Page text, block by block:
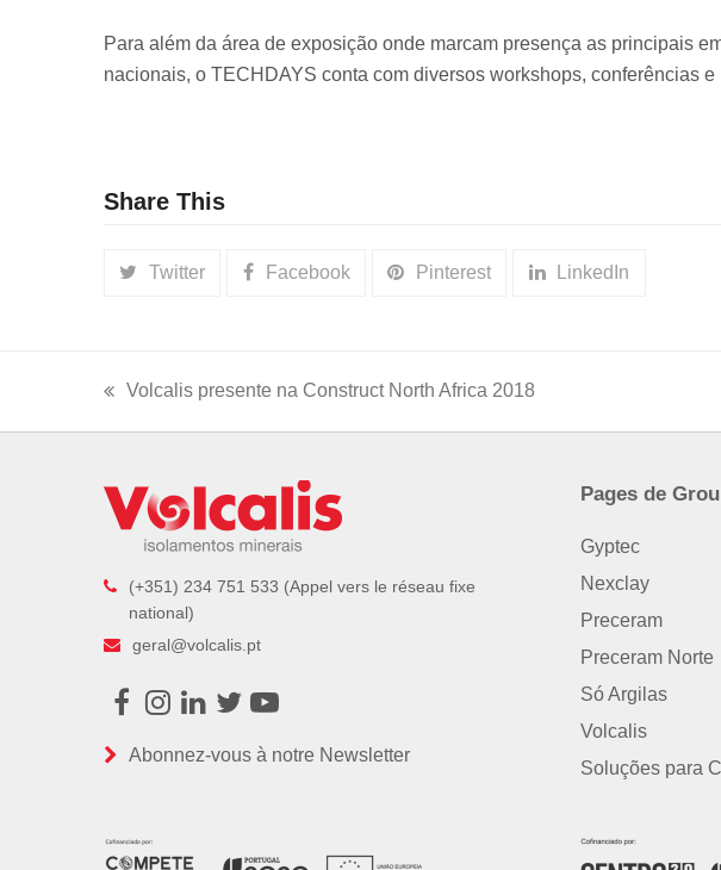
Para além da área de exposição onde marcam presença as principais
nacionais, o TECHDAYS conta com diversos workshops, conferências e
Share This
Twitter Facebook Pinterest LinkedIn
post:
Volcalis presente na Construct North Africa 2018
(+351) 234 751 533 (Appel vers le réseau fixe
national)
geral@volcalis.pt
Facebook
Instagram
LinkedIn
TwitterYoutube
Abonnez-vous à notre Newsletter
Pages de
Gyptec
Nexclay
Preceram
Preceram Norte
Só Argilas
Volcalis
Soluções para